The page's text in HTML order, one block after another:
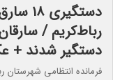
رباط‌کریم /
دستگیر شدند +